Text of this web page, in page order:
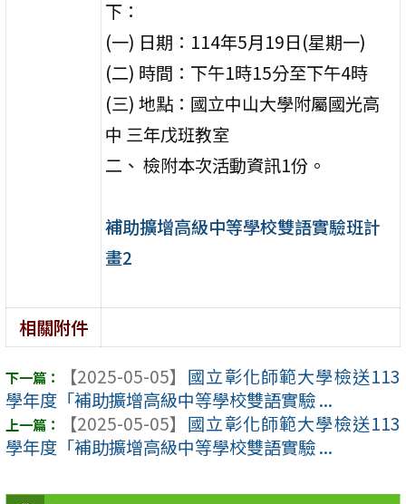
下：
(一) 日期：114年5月19日(星期一)
(二) 時間：下午1時15分至下午4時
(三) 地點：國立中山大學附屬國光高
中 三年戊班教室
二、 檢附本次活動資訊1份。
補助擴增高級中等學校雙語實驗班計
畫2
相關附件
【2025-05-05】 國立彰化師範大學檢送113
學年度「補助擴增高級中等學校雙語實驗 ...
【2025-05-05】 國立彰化師範大學檢送113
學年度「補助擴增高級中等學校雙語實驗 ...